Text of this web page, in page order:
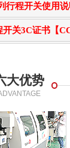
行程开关使用
关3C证书【
大优势